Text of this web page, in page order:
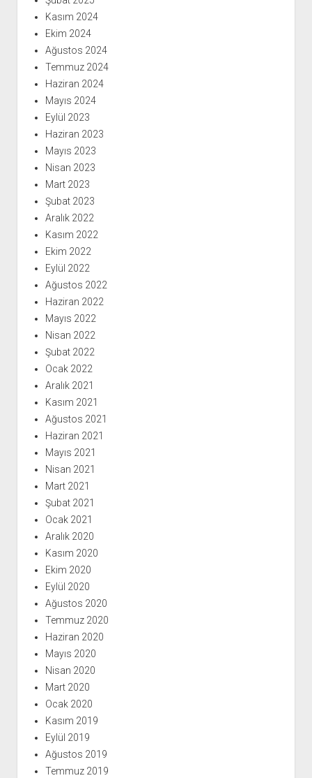
Kasım 2024
Ekim 2024
Ağustos 2024
Temmuz 2024
Haziran 2024
Mayıs 2024
Eylül 2023
Haziran 2023
Mayıs 2023
Nisan 2023
Mart 2023
Şubat 2023
Aralık 2022
Kasım 2022
Ekim 2022
Eylül 2022
Ağustos 2022
Haziran 2022
Mayıs 2022
Nisan 2022
Şubat 2022
Ocak 2022
Aralık 2021
Kasım 2021
Ağustos 2021
Haziran 2021
Mayıs 2021
Nisan 2021
Mart 2021
Şubat 2021
Ocak 2021
Aralık 2020
Kasım 2020
Ekim 2020
Eylül 2020
Ağustos 2020
Temmuz 2020
Haziran 2020
Mayıs 2020
Nisan 2020
Mart 2020
Ocak 2020
Kasım 2019
Eylül 2019
Ağustos 2019
Temmuz 2019